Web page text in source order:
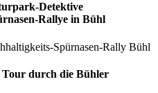
Detektive
Rallye in Bühl
Tour durch die Bühler